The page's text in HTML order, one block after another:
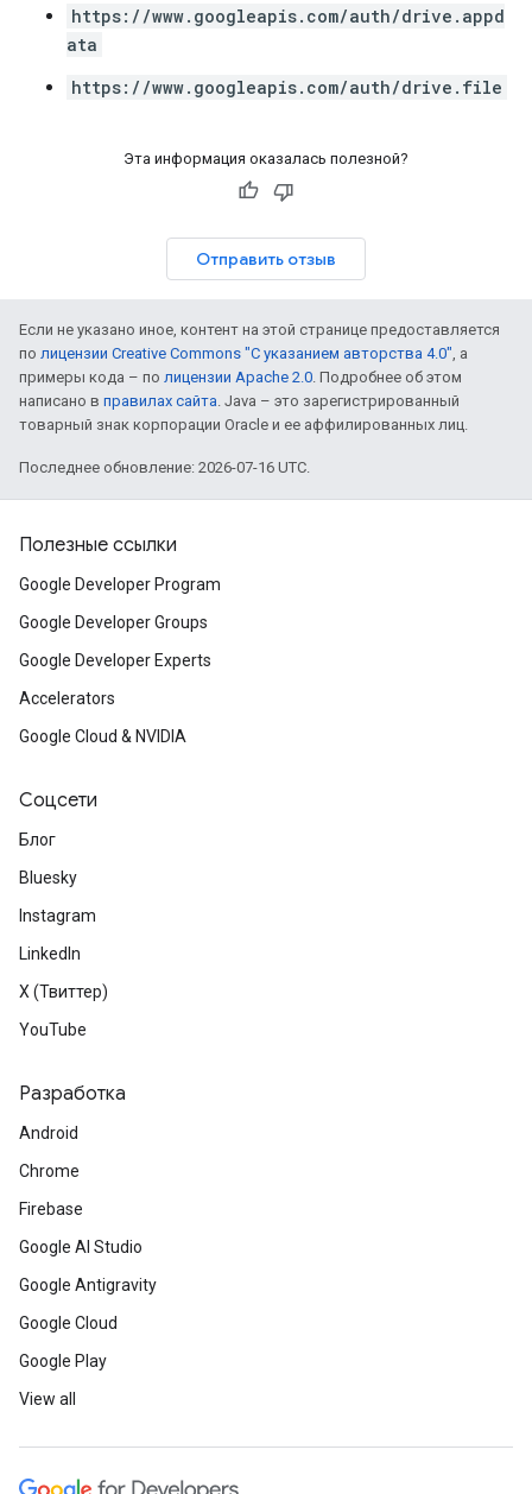
https://www.googleapis.com/auth/drive.appd
ata
https://www.googleapis.com/auth/drive.file
Эта информация оказалась полезной?
Отправить отзыв
Если не указано иное, контент на этой странице предоставляется
по лицензии Creative Commons "С указанием авторства 4.0", а
примеры кода – по лицензии Apache 2.0. Подробнее об этом
написано в правилах сайта. Java – это зарегистрированный
товарный знак корпорации Oracle и ее аффилированных лиц.
Последнее обновление: 2026-07-16 UTC.
Полезные ссылки
Google Developer Program
Google Developer Groups
Google Developer Experts
Accelerators
Google Cloud & NVIDIA
Соцсети
Блог
Bluesky
Instagram
LinkedIn
X (Твиттер)
YouTube
Разработка
Android
Chrome
Firebase
Google AI Studio
Google Antigravity
Google Cloud
Google Play
View all